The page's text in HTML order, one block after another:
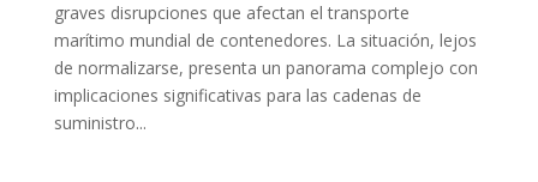
graves disrupciones que afectan el transporte
marítimo mundial de contenedores. La situación, lejos
de normalizarse, presenta un panorama complejo con
implicaciones significativas para las cadenas de
suministro...